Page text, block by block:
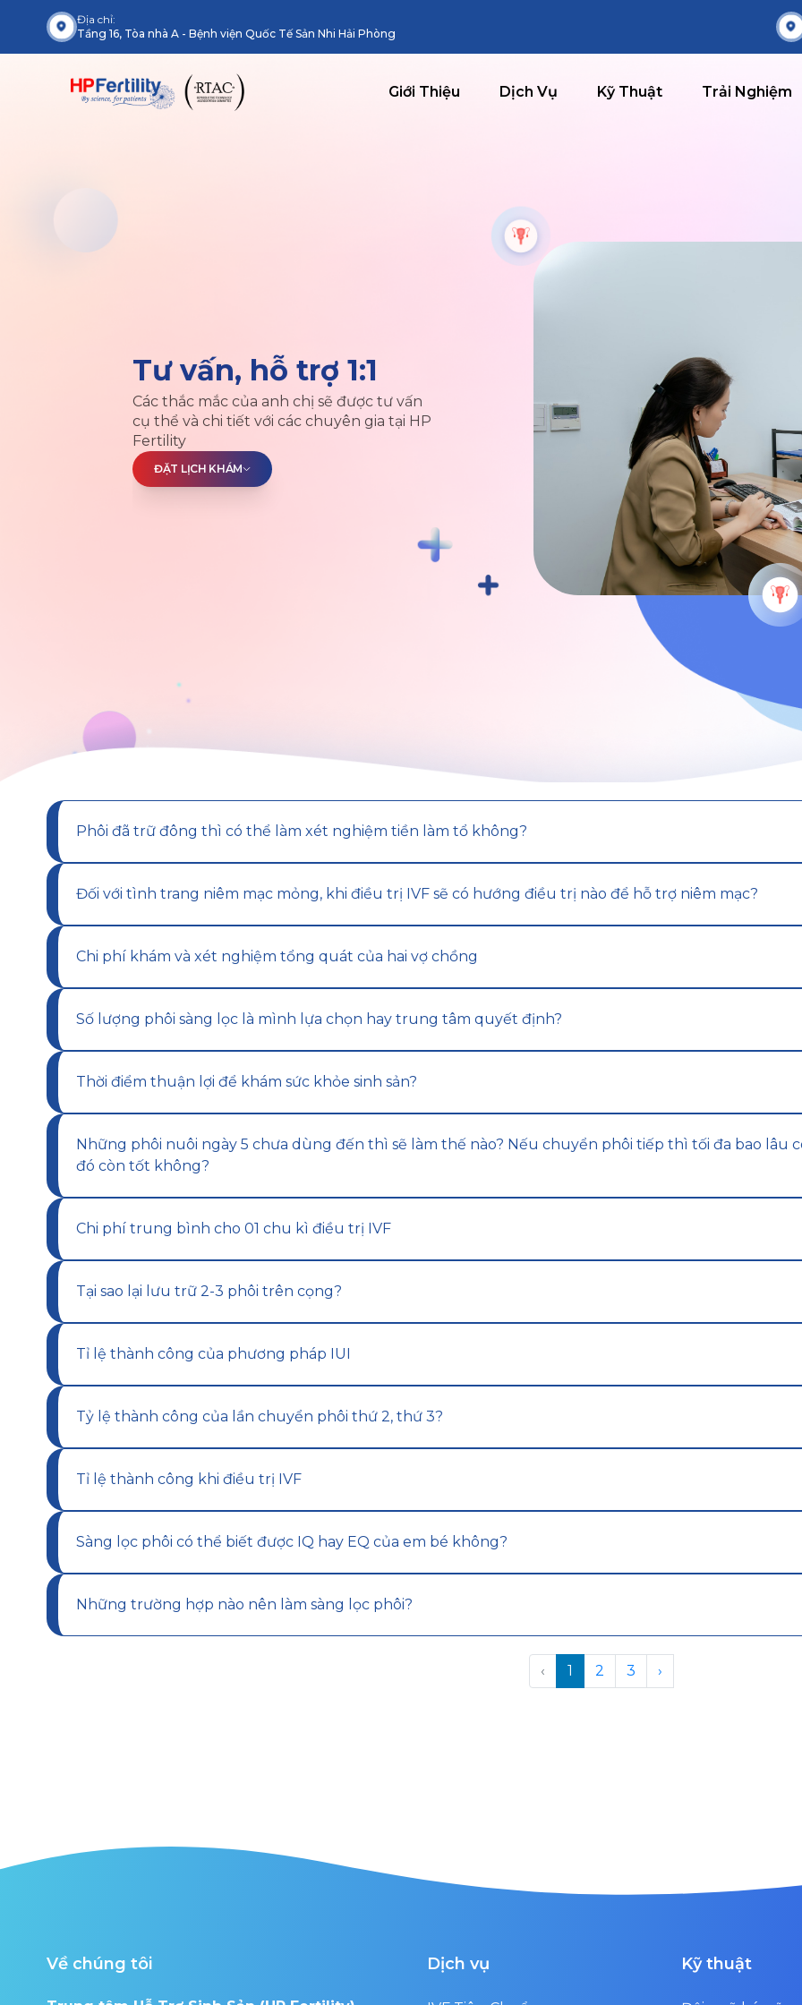
Địa chỉ:
Tầng 16, Tòa nhà A - Bệnh viện Quốc Tế Sản Nhi Hải Phòng
Giới Thiệu Dịch Vụ Kỹ Thuật Trải Nghiệm
Tư vấn, hỗ trợ 1:1
Các thắc mắc của anh chị sẽ được tư vấn
cụ thể và chi tiết với các chuyên gia tại HP
Fertility
ĐẶT LỊCH KHÁM
Phôi đã trữ đông thì có thể làm xét nghiệm tiền làm tổ không?
Đối với tình trang niêm mạc mỏng, khi điều trị IVF sẽ có hướng điều trị nào để hỗ trợ niêm mạc?
Chi phí khám và xét nghiệm tổng quát của hai vợ chồng
Số lượng phôi sàng lọc là mình lựa chọn hay trung tâm quyết định?
Thời điểm thuận lợi để khám sức khỏe sinh sản?
Những phôi nuôi ngày 5 chưa dùng đến thì sẽ làm thế nào? Nếu chuyển phôi tiếp thì tối đa bao lâu
đó còn tốt không?
Chi phí trung bình cho 01 chu kì điều trị IVF
Tại sao lại lưu trữ 2-3 phôi trên cọng?
Tỉ lệ thành công của phương pháp IUI
Tỷ lệ thành công của lần chuyển phôi thứ 2, thứ 3?
Tỉ lệ thành công khi điều trị IVF
Sàng lọc phôi có thể biết được IQ hay EQ của em bé không?
Những trường hợp nào nên làm sàng lọc phôi?
‹ 1 2 3 ›
Về chúng tôi Dịch vụ Kỹ thuật